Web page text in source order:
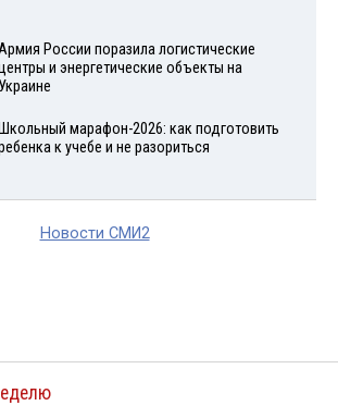
России поразила логистические
и энергетические объекты на
Украине
Школьный марафон-2026: как подготовить
к учебе и не разориться
Новости СМИ2